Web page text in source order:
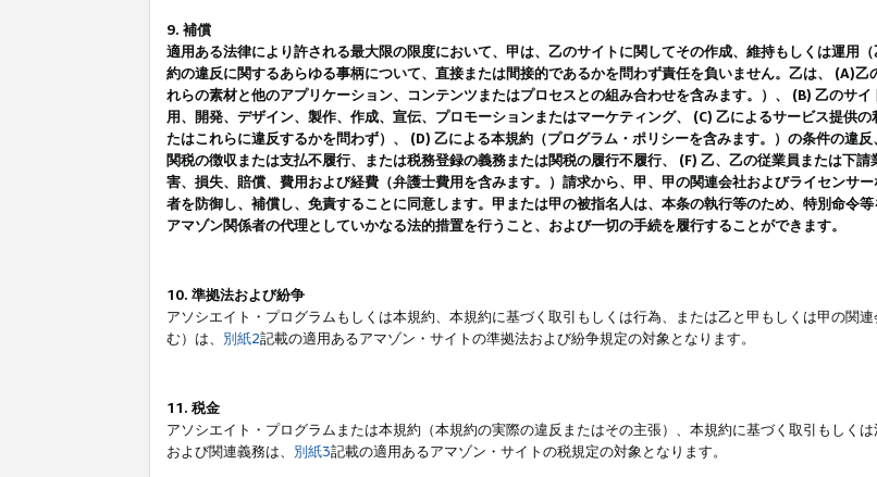
9. 補償
適用ある法律により許される最大限の限度において、甲は、乙のサイトに関してその作成、維持もしくは運用
約の違反に関するあらゆる事柄について、直接または間接的であるかを問わず責任を負いません。乙は、 (A)
れらの素材と他のアプリケーション、コンテンツまたはプロセスとの組み合わせを含みます。）、 (B) 乙のサ
用、開発、デザイン、製作、作成、宣伝、プロモーションまたはマーケティング、 (C) 乙によるサービス提供
たはこれらに違反するかを問わず）、 (D) 乙による本規約（プログラム・ポリシーを含みます。）の条件の違
関税の徴収または支払不履行、または税務登録の義務または関税の履行不履行、 (F) 乙、乙の従業員または下
害、損失、賠償、費用および経費（弁護士費用を含みます。）請求から、甲、甲の関連会社およびライセンサ
者を防御し、補償し、免責することに同意します。甲または甲の被指名人は、本条の執行等のため、特別命令
アマゾン関係者の代理としていかなる法的措置を行うこと、および一切の手続を履行することができます。
10. 準拠法および紛争
アソシエイト・プログラムもしくは本規約、本規約に基づく取引もしくは行為、または乙と甲もしくは甲の関
む）は、 別紙2記載の適用あるアマゾン・サイトの準拠法および紛争規定の対象となります。
11. 税金
アソシエイト・プログラムまたは本規約（本規約の実際の違反またはその主張）、本規約に基づく取引もしく
および関連義務は、 別紙3記載の適用あるアマゾン・サイトの税規定の対象となります。